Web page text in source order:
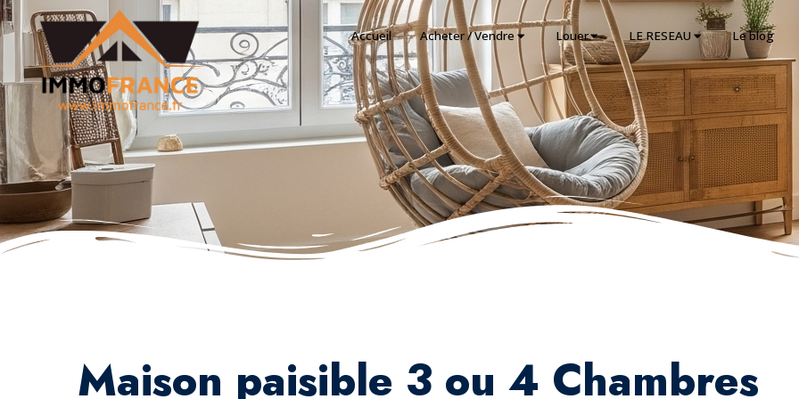
Accueil Acheter / Vendre Louer LE RESEAU Le blog
Maison paisible 3 ou 4 Chambres